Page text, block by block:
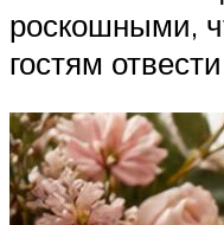
роскошными,
гостям